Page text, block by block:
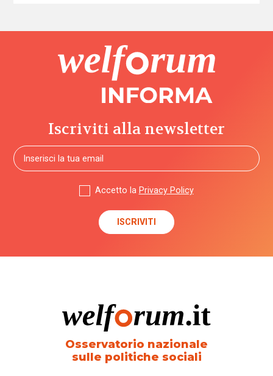
Iscriviti alla newsletter
Accetto la Privacy Policy
Osservatorio nazionale
sulle politiche sociali